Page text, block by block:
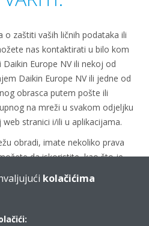
o zaštiti vaših ličnih podataka ili
nas kontaktirati u bilo kom
Europe NV ili nekoj od
Daikin Europe NV ili jedne od
obrasca putem pošte ili
na mreži u svakom odjeljku
stranici i/ili u aplikacijama.
obradi, imate nekoliko prava
da iskoristite, kao što je
ličnim podacima
kolačićima